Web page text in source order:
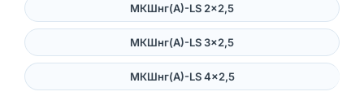
МКШнг(А)-LS 2×2,5
МКШнг(А)-LS 3×2,5
МКШнг(А)-LS 4×2,5